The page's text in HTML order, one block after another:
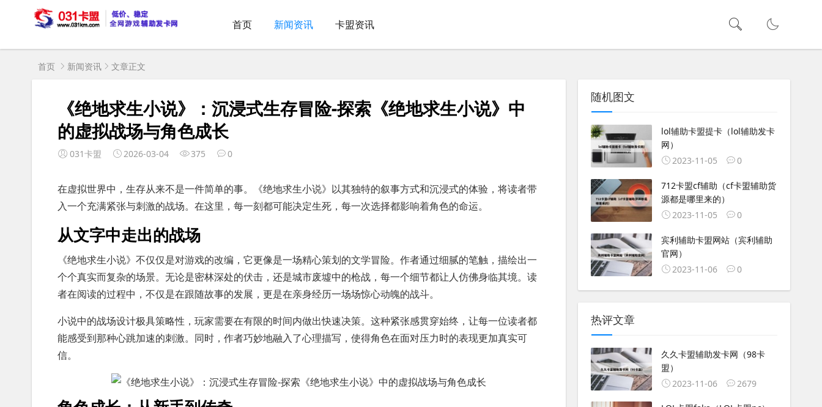
首页 新闻资讯 卡盟资讯
首页 新闻资讯 文章正文
《绝地求生小说》：沉浸式生存冒险-探索《绝地求生小说》中
的虚拟战场与角色成长
031卡盟 2026-03-04 375 0
在虚拟世界中，生存从来不是一件简单的事。《绝地求生小说》以其独特的叙事方式和沉浸式的体验，将读者带
入一个充满紧张与刺激的战场。在这里，每一刻都可能决定生死，每一次选择都影响着角色的命运。
从文字中走出的战场
《绝地求生小说》不仅仅是对游戏的改编，它更像是一场精心策划的文学冒险。作者通过细腻的笔触，描绘出一
个个真实而复杂的场景。无论是密林深处的伏击，还是城市废墟中的枪战，每一个细节都让人仿佛身临其境。读
者在阅读的过程中，不仅是在跟随故事的发展，更是在亲身经历一场场惊心动魄的战斗。
小说中的战场设计极具策略性，玩家需要在有限的时间内做出快速决策。这种紧张感贯穿始终，让每一位读者都
能感受到那种心跳加速的刺激。同时，作者巧妙地融入了心理描写，使得角色在面对压力时的表现更加真实可
信。
随机图文
lol辅助卡盟提卡（lol辅助发卡
网）
2023-11-05
0
712卡盟cf辅助（cf卡盟辅助货
源都是哪里来的）
2023-11-05
0
宾利辅助卡盟网站（宾利辅助
官网）
2023-11-06
0
热评文章
久久卡盟辅助发卡网（98卡
盟）
2023-11-06
2679